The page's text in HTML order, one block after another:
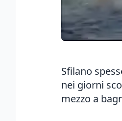
Sfilano
nei giorni
mezzo a